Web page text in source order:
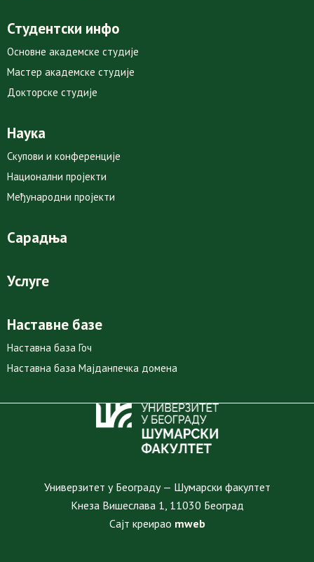
Студентски инфо
Основне академске студије
Мастер академске студије
Докторске студије
Наука
Скупови и конференције
Национални пројекти
Међународни пројекти
Сарадња
Услуге
Наставне базе
Наставна база Гоч
Наставна база Мајданпечка домена
Универзитет у Београду — Шумарски факултет
Кнеза Вишеслава 1, 11030 Београд
Сајт креирао mweb